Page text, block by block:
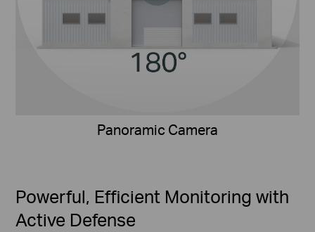
Panoramic Camera
Powerful, Efficient Monitoring with
Active Defense